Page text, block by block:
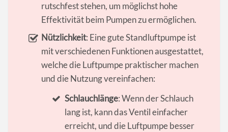
rutschfest stehen, um möglichst hohe
Effektivität beim Pumpen zu ermöglichen.
Nützlichkeit: Eine gute Standluftpumpe ist
mit verschiedenen Funktionen ausgestattet,
welche die Luftpumpe praktischer machen
und die Nutzung vereinfachen:
Schlauchlänge: Wenn der Schlauch
lang ist, kann das Ventil einfacher
erreicht, und die Luftpumpe besser